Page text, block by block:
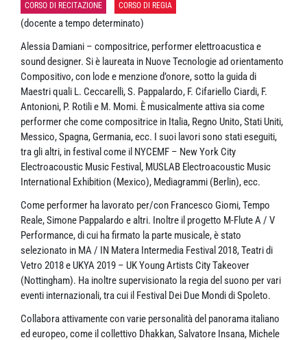
CORSO DI RECITAZIONE CORSO DI REGIA
(docente a tempo determinato)
Alessia Damiani – compositrice, performer elettroacustica e
sound designer. Si è laureata in Nuove Tecnologie ad orientamento
Compositivo, con lode e menzione d’onore, sotto la guida di
Maestri quali L. Ceccarelli, S. Pappalardo, F. Cifariello Ciardi, F.
Antonioni, P. Rotili e M. Momi. È musicalmente attiva sia come
performer che come compositrice in Italia, Regno Unito, Stati Uniti,
Messico, Spagna, Germania, ecc. I suoi lavori sono stati eseguiti,
tra gli altri, in festival come il NYCEMF – New York City
Electroacoustic Music Festival, MUSLAB Electroacoustic Music
International Exhibition (Mexico), Mediagrammi (Berlin), ecc.
Come performer ha lavorato per/con Francesco Giomi, Tempo
Reale, Simone Pappalardo e altri. Inoltre il progetto M-Flute A / V
Performance, di cui ha firmato la parte musicale, è stato
selezionato in MA / IN Matera Intermedia Festival 2018, Teatri di
Vetro 2018 e UKYA 2019 – UK Young Artists City Takeover
(Nottingham). Ha inoltre supervisionato la regia del suono per vari
eventi internazionali, tra cui il Festival Dei Due Mondi di Spoleto.
Collabora attivamente con varie personalità del panorama italiano
ed europeo, come il collettivo Dhakkan, Salvatore Insana, Michele